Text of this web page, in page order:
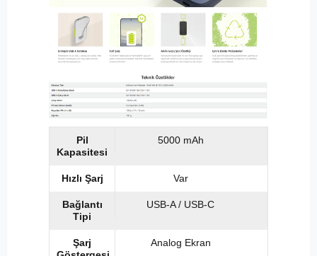
Pil
Kapasitesi
5000 mAh
Hızlı Şarj Var
Bağlantı
Tipi
USB-A / USB-C
Şarj
Analog Ekran